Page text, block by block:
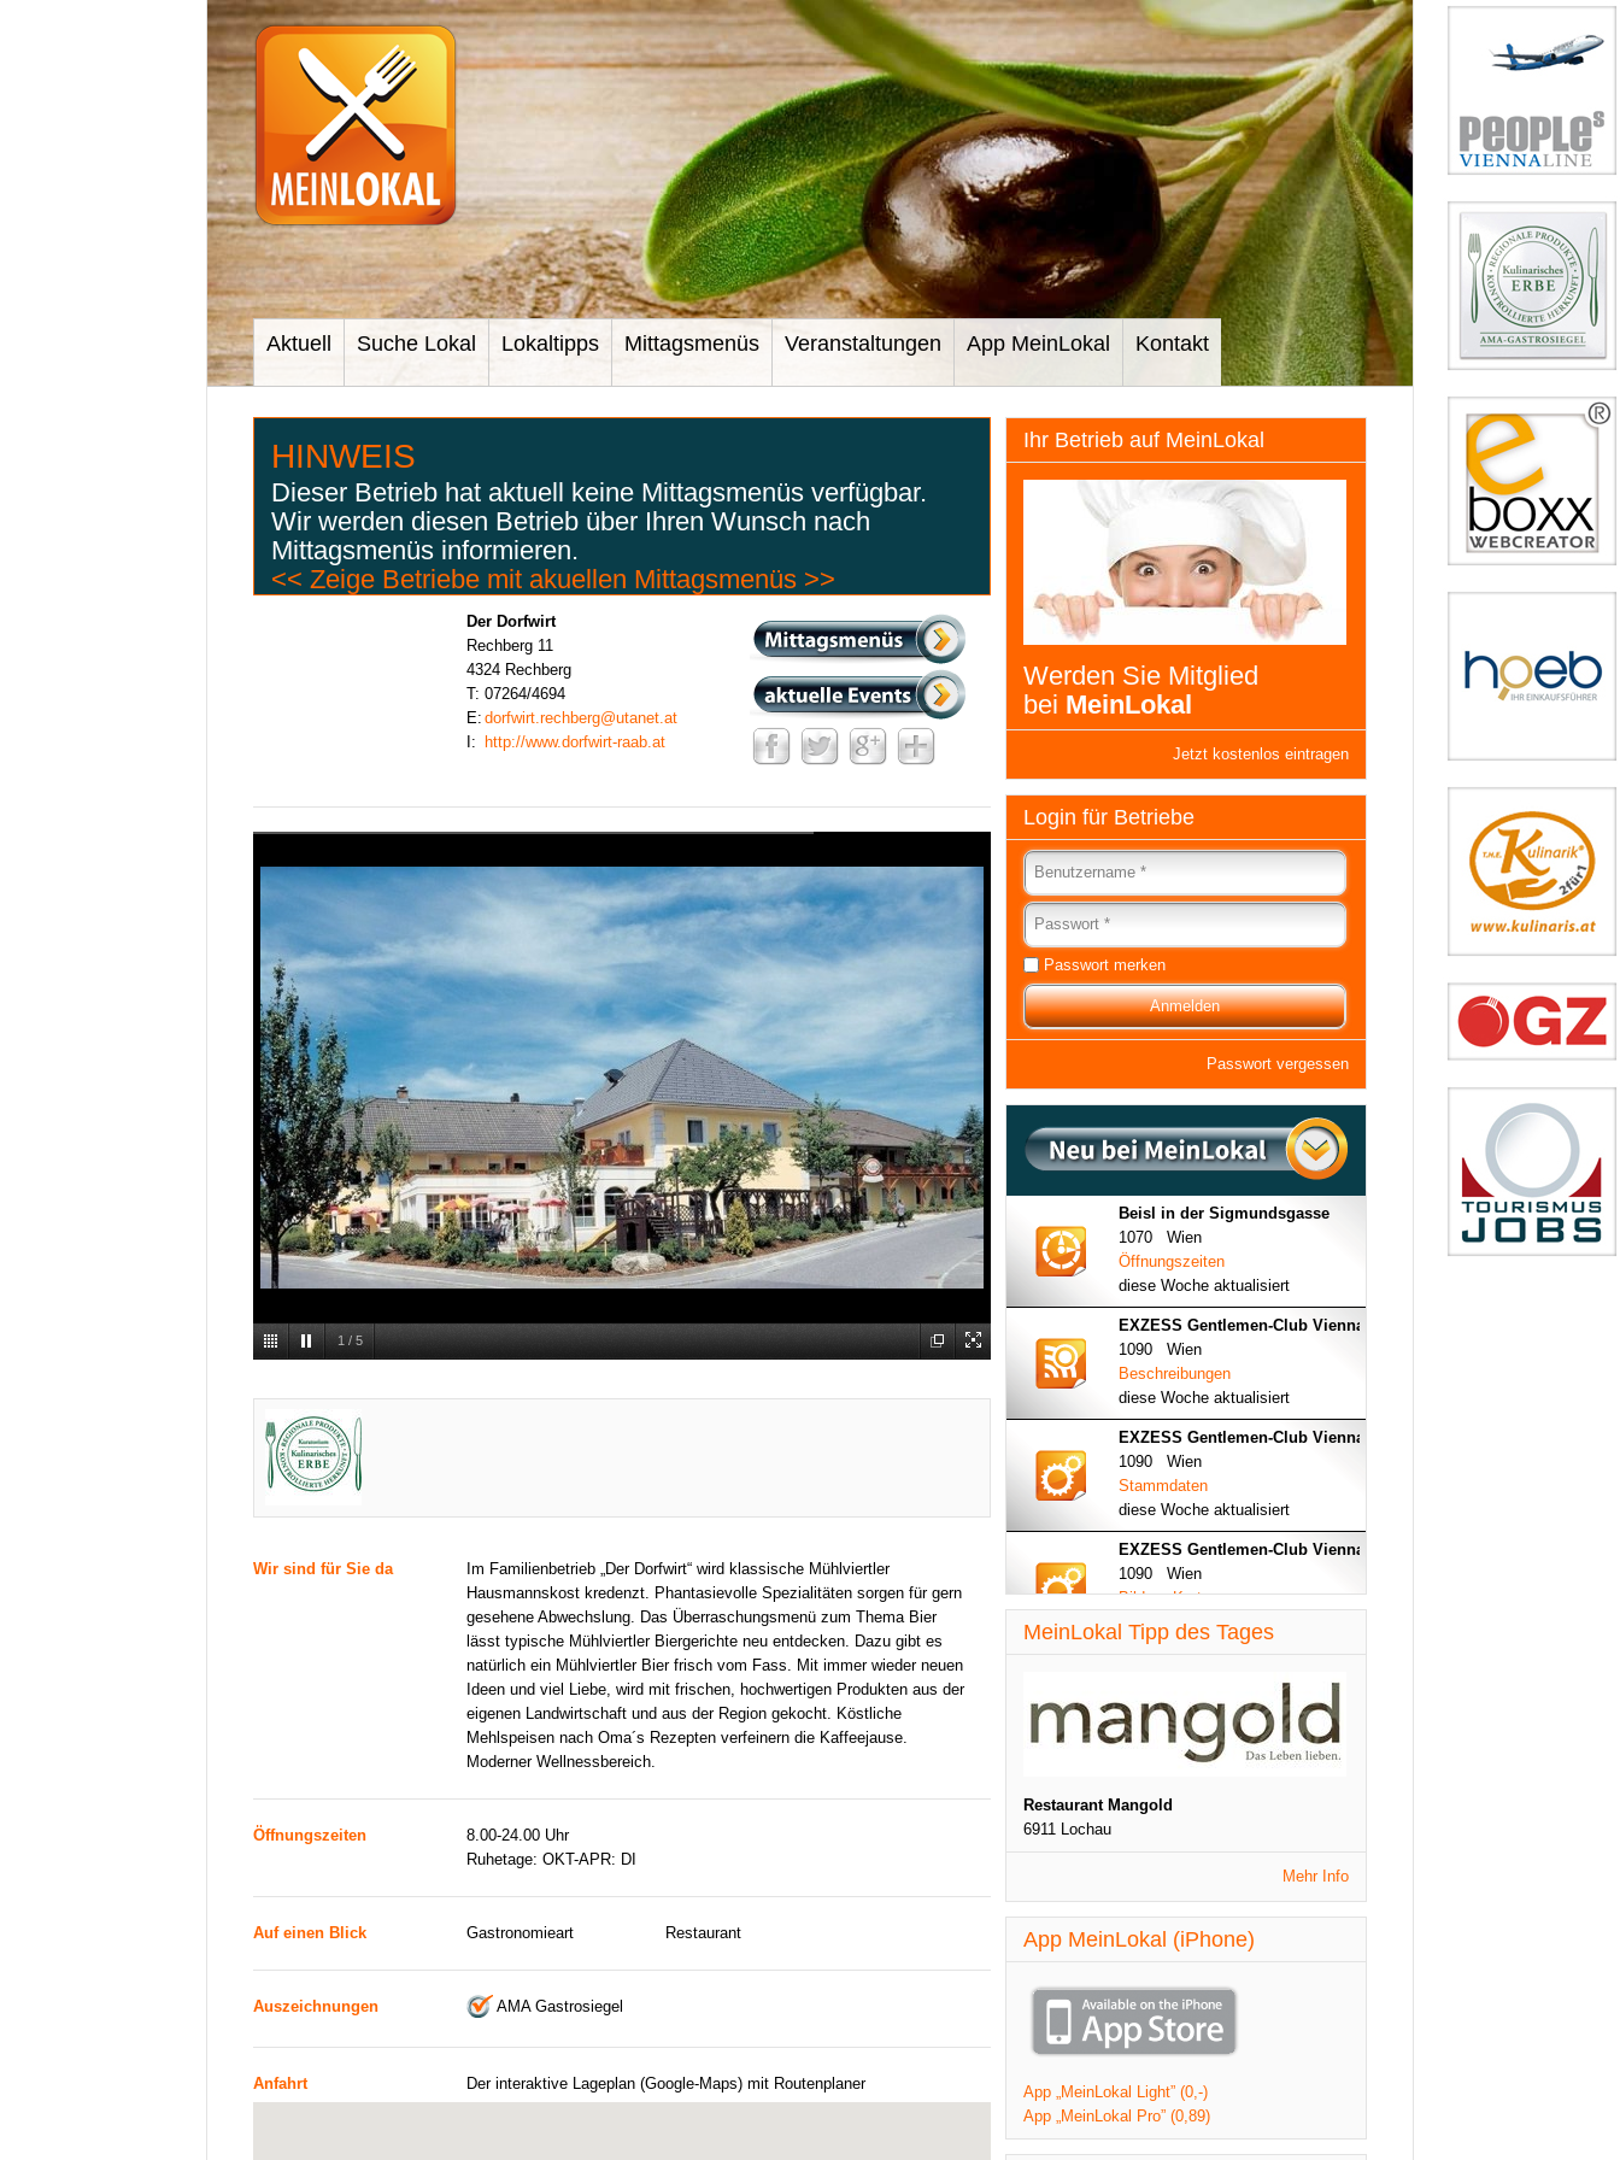
Aktuell Suche Lokal Lokaltipps Mittagsmenüs Veranstaltungen App MeinLokal Kontakt
HINWEIS
Dieser Betrieb hat aktuell keine Mittagsmenüs verfügbar.
Wir werden diesen Betrieb über Ihren Wunsch nach
Mittagsmenüs informieren.
<< Zeige Betriebe mit akuellen Mittagsmenüs >>
Der Dorfwirt
Rechberg 11
4324 Rechberg
T: 07264/4694
E: dorfwirt.rechberg@utanet.at
I:
http://www.dorfwirt-raab.at
1 / 5
Wir sind für Sie da
Im Familienbetrieb „Der Dorfwirt“ wird klassische Mühlviertler
Hausmannskost kredenzt. Phantasievolle Spezialitäten sorgen für gern
gesehene Abwechslung. Das Überraschungsmenü zum Thema Bier
lässt typische Mühlviertler Biergerichte neu entdecken. Dazu gibt es
natürlich ein Mühlviertler Bier frisch vom Fass. Mit immer wieder neuen
Ideen und viel Liebe, wird mit frischen, hochwertigen Produkten aus der
eigenen Landwirtschaft und aus der Region gekocht. Köstliche
Mehlspeisen nach Oma´s Rezepten verfeinern die Kaffeejause.
Moderner Wellnessbereich.
Öffnungszeiten
8.00-24.00 Uhr
Ruhetage: OKT-APR: DI
Auf einen Blick Gastronomieart Restaurant
Auszeichnungen AMA Gastrosiegel
Anfahrt Der interaktive Lageplan (Google-Maps) mit Routenplaner
Ihr Betrieb auf MeinLokal
Werden Sie Mitglied
bei MeinLokal
Jetzt kostenlos eintragen
Login für Betriebe
Passwort merken
Passwort vergessen
Beisl in der Sigmundsgasse
1070 Wien
Öffnungszeiten
diese Woche aktualisiert
EXZESS Gentlemen-Club Vienna
1090 Wien
Beschreibungen
diese Woche aktualisiert
EXZESS Gentlemen-Club Vienna
1090 Wien
Stammdaten
diese Woche aktualisiert
EXZESS Gentlemen-Club Vienna
1090 Wien
Bilder - Karte
diese Woche aktualisiert
Veranstaltungen
diese Woche aktualisiert
MeinLokal Tipp des Tages
Restaurant Mangold
6911 Lochau
Mehr Info
App MeinLokal (iPhone)
App „MeinLokal Light” (0,-)
App „MeinLokal Pro” (0,89)